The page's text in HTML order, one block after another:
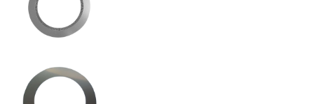
Finition de surface
Taille